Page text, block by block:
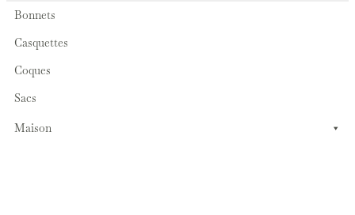
Bonnets
Casquettes
Coques
Sacs
Maison